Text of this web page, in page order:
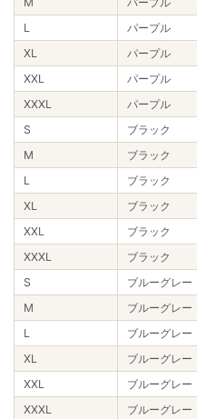
L
パープル
XL
パープル
XXL
パープル
XXXL
パープル
S
ブラック
M
ブラック
L
ブラック
XL
ブラック
XXL
ブラック
XXXL
ブラック
S
ブルーグレー
M
ブルーグレー
L
ブルーグレー
XL
ブルーグレー
XXL
ブルーグレー
XXXL
ブルーグレー